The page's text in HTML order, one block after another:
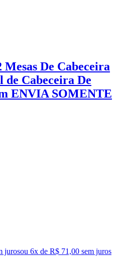
De Cabeceira
Cabeceira De
ENVIA SOMENTE
jurosou 6x de R$ 71,00 sem juros